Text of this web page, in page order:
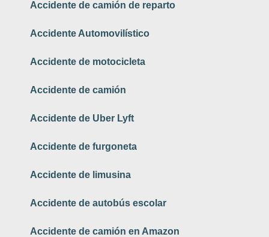
Accidente de camión de reparto
Accidente Automovilístico
Accidente de motocicleta
Accidente de camión
Accidente de Uber Lyft
Accidente de furgoneta
Accidente de limusina
Accidente de autobús escolar
Accidente de camión en Amazon